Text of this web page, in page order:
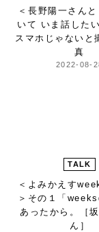
＜長野陽一さん
いて いま話した
スマホじゃないと
真
2022-08-
TALK
＜よみかえす
＞ その１「
あったから。［
ん］